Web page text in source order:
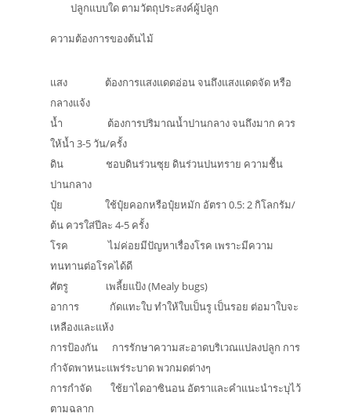
ปลูกแบบใด ตามวัตถุประสงค์ผู้ปลูก
ความต้องการของต้นไม้
แสง ต้องการแสงแดดอ่อน จนถึงแสงแดดจัด หรือ
กลางแจ้ง
น้ำ ต้องการปริมาณน้ำปานกลาง จนถึงมาก ควร
ให้น้ำ 3-5 วัน/ครั้ง
ดิน ชอบดินร่วนซุย ดินร่วนปนทราย ความชื้น
ปานกลาง
ปุ๋ย ใช้ปุ๋ยคอกหรือปุ๋ยหมัก อัตรา 0.5: 2 กิโลกรัม/
ต้น ควรใส่ปีละ 4-5 ครั้ง
โรค ไม่ค่อยมีปัญหาเรื่องโรค เพราะมีความ
ทนทานต่อโรคได้ดี
ศัตรู เพลี้ยแป้ง (Mealy bugs)
อาการ กัดแทะใบ ทำให้ใบเป็นรู เป็นรอย ต่อมาใบจะ
เหลืองและแห้ง
การป้องกัน การรักษาความสะอาดบริเวณแปลงปลูก การ
กำจัดพาหนะแพร่ระบาด พวกมดต่างๆ
การกำจัด ใช้ยาไดอาซินอน อัตราและคำแนะนำระบุไว้
ตามฉลาก